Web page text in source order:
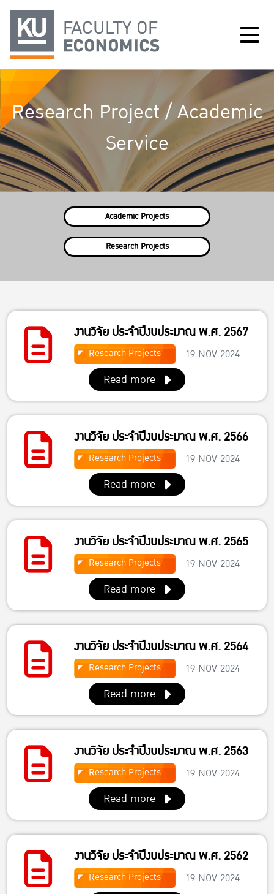
Research Project / Academic
Service
Academic Projects
Research Projects
งานวิจัย ประจำปีงบประมาณ พ.ศ. 2567
Research Projects 19 NOV 2024
Read more
งานวิจัย ประจำปีงบประมาณ พ.ศ. 2566
Research Projects 19 NOV 2024
Read more
งานวิจัย ประจำปีงบประมาณ พ.ศ. 2565
Research Projects 19 NOV 2024
Read more
งานวิจัย ประจำปีงบประมาณ พ.ศ. 2564
Research Projects 19 NOV 2024
Read more
งานวิจัย ประจำปีงบประมาณ พ.ศ. 2563
Research Projects 19 NOV 2024
Read more
งานวิจัย ประจำปีงบประมาณ พ.ศ. 2562
Research Projects 19 NOV 2024